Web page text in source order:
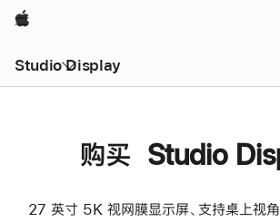
Apple
Studio Display
购买 Studio
27 英寸 5K 视网膜显示屏、支持桌上视